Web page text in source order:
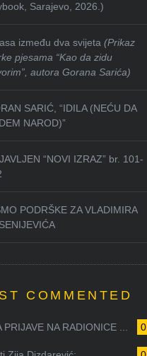
Sarajevo, 2026.)
između dva svijeta(Prikaz
pjesama “Kao da zidu
autora Gorana Sarića)
SARIĆ, “IDILA (NEĆU DA
NAROD)”
“NOVI IZRAZ” br. 101-
PODRŠKE ZA VLADIMIRA
COMMENTED
0
PRIJAVE NA RADIONICE ...